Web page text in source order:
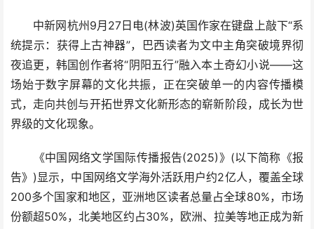
中新网杭州9月27日电(林波)英国作家在键盘上敲下“系
统提示：获得上古神器”，巴西读者为文中主角突破境界彻
夜追更，韩国创作者将“阴阳五行”融入本土奇幻小说——这
场始于数字屏幕的文化共振，正在突破单一的内容传播模
式，走向共创与开拓世界文化新形态的崭新阶段，成长为世
界级的文化现象。
《中国网络文学国际传播报告(2025)》(以下简称《报
告》)显示，中国网络文学海外活跃用户约2亿人，覆盖全球
200多个国家和地区，亚洲地区读者总量占全球80%，市场
份额超50%，北美地区约占30%，欧洲、拉美等地正成为新
文化观察：为什么外国人对中国网
文越来越“上头”？